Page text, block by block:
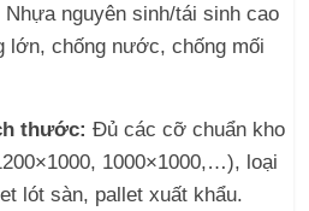
Nhựa nguyên sinh/tái sinh cao
lớn, chống nước, chống mối
thước: Đủ các cỡ chuẩn kho
1000×1000,…), loại
lót sàn, pallet xuất khẩu.